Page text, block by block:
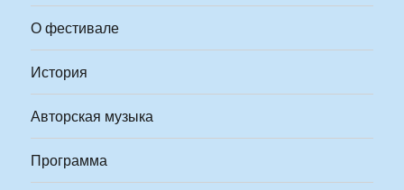
О фестивале
История
Авторская музыка
Программа